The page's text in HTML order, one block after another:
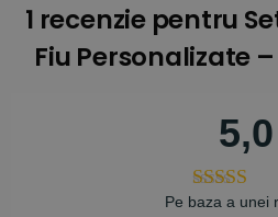
1 recenzie pentru
Fiu Personalizate
5,0
Pe baza a unei